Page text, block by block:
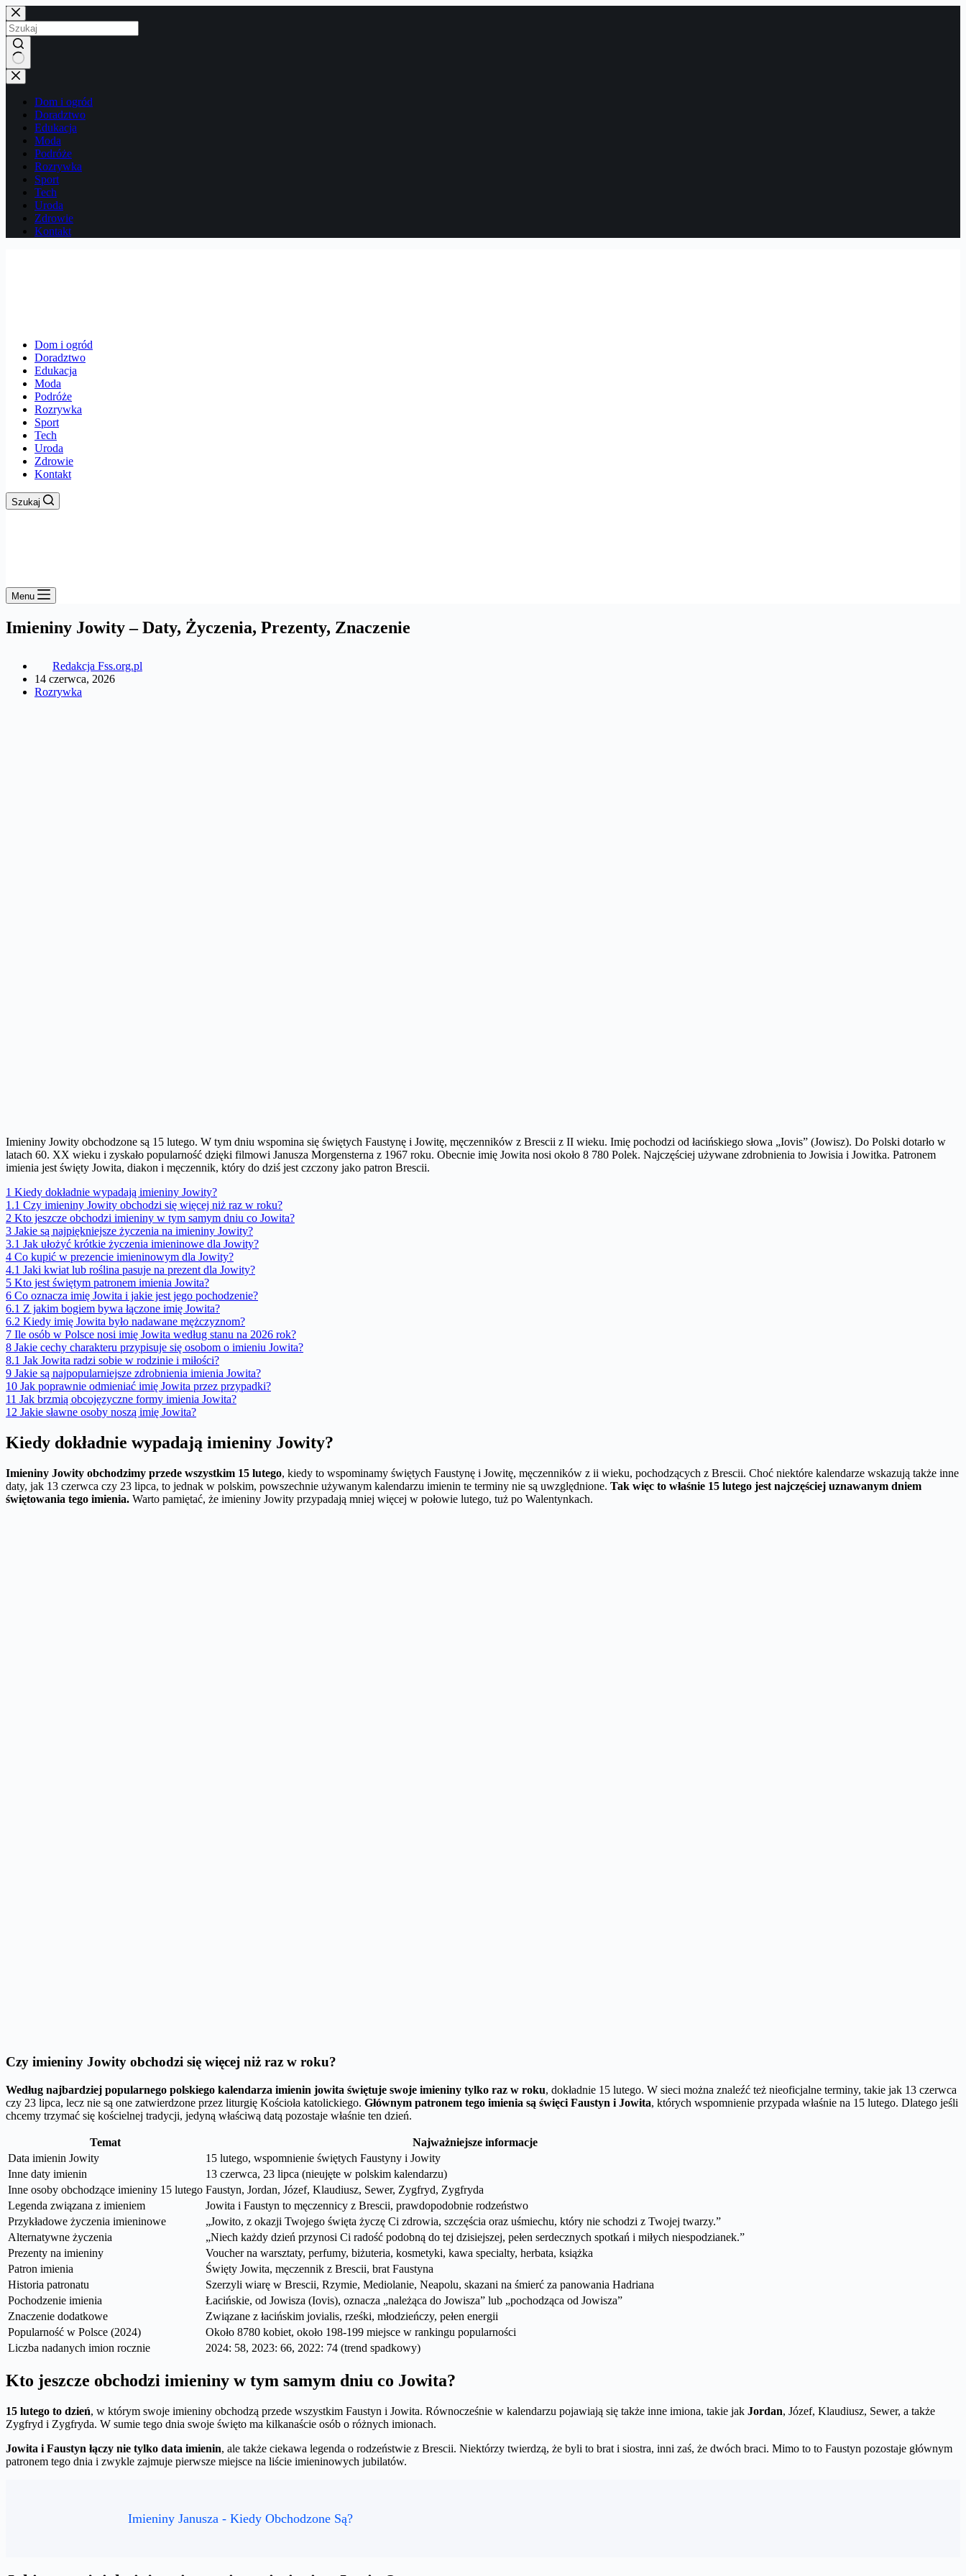
Przejdź
do
treści
Brak
wyników
Dom i ogród
Doradztwo
Edukacja
Moda
Podróże
Rozrywka
Sport
Tech
Uroda
Zdrowie
Kontakt
Dom i ogród
Doradztwo
Edukacja
Moda
Podróże
Rozrywka
Sport
Tech
Uroda
Zdrowie
Kontakt
Szukaj
Menu
Imieniny Jowity – Daty, Życzenia, Prezenty, Znaczenie
Redakcja Fss.org.pl
14 czerwca, 2026
Rozrywka
Imieniny Jowity obchodzone są 15 lutego. W tym dniu wspomina się świętych Faustynę i Jowitę, męczenników z Brescii z II wieku. Imię pochodzi od łacińskiego słowa „Iovis” (Jowisz). Do Polski dotarło w
latach 60. XX wieku i zyskało popularność dzięki filmowi Janusza Morgensterna z 1967 roku. Obecnie imię Jowita nosi około 8 780 Polek. Najczęściej używane zdrobnienia to Jowisia i Jowitka. Patronem
imienia jest święty Jowita, diakon i męczennik, który do dziś jest czczony jako patron Brescii.
1 Kiedy dokładnie wypadają imieniny Jowity?
1.1 Czy imieniny Jowity obchodzi się więcej niż raz w roku?
2 Kto jeszcze obchodzi imieniny w tym samym dniu co Jowita?
3 Jakie są najpiękniejsze życzenia na imieniny Jowity?
3.1 Jak ułożyć krótkie życzenia imieninowe dla Jowity?
4 Co kupić w prezencie imieninowym dla Jowity?
4.1 Jaki kwiat lub roślina pasuje na prezent dla Jowity?
5 Kto jest świętym patronem imienia Jowita?
6 Co oznacza imię Jowita i jakie jest jego pochodzenie?
6.1 Z jakim bogiem bywa łączone imię Jowita?
6.2 Kiedy imię Jowita było nadawane mężczyznom?
7 Ile osób w Polsce nosi imię Jowita według stanu na 2026 rok?
8 Jakie cechy charakteru przypisuje się osobom o imieniu Jowita?
8.1 Jak Jowita radzi sobie w rodzinie i miłości?
9 Jakie są najpopularniejsze zdrobnienia imienia Jowita?
10 Jak poprawnie odmieniać imię Jowita przez przypadki?
11 Jak brzmią obcojęzyczne formy imienia Jowita?
12 Jakie sławne osoby noszą imię Jowita?
Kiedy dokładnie wypadają imieniny Jowity?
Imieniny Jowity obchodzimy przede wszystkim 15 lutego, kiedy to wspominamy świętych Faustynę i Jowitę, męczenników z ii wieku, pochodzących z Brescii. Choć niektóre kalendarze wskazują także inne
daty, jak 13 czerwca czy 23 lipca, to jednak w polskim, powszechnie używanym kalendarzu imienin te terminy nie są uwzględnione. Tak więc to właśnie 15 lutego jest najczęściej uznawanym dniem
świętowania tego imienia. Warto pamiętać, że imieniny Jowity przypadają mniej więcej w połowie lutego, tuż po Walentynkach.
Czy imieniny Jowity obchodzi się więcej niż raz w roku?
Według najbardziej popularnego polskiego kalendarza imienin jowita świętuje swoje imieniny tylko raz w roku, dokładnie 15 lutego. W sieci można znaleźć też nieoficjalne terminy, takie jak 13 czerwca
czy 23 lipca, lecz nie są one zatwierdzone przez liturgię Kościoła katolickiego. Głównym patronem tego imienia są święci Faustyn i Jowita, których wspomnienie przypada właśnie na 15 lutego. Dlatego jeśli
chcemy trzymać się kościelnej tradycji, jedyną właściwą datą pozostaje właśnie ten dzień.
Temat
Najważniejsze informacje
Data imienin Jowity
15 lutego, wspomnienie świętych Faustyny i Jowity
Inne daty imienin
13 czerwca, 23 lipca (nieujęte w polskim kalendarzu)
Inne osoby obchodzące imieniny 15 lutego Faustyn, Jordan, Józef, Klaudiusz, Sewer, Zygfryd, Zygfryda
Legenda związana z imieniem
Jowita i Faustyn to męczennicy z Brescii, prawdopodobnie rodzeństwo
Przykładowe życzenia imieninowe
„Jowito, z okazji Twojego święta życzę Ci zdrowia, szczęścia oraz uśmiechu, który nie schodzi z Twojej twarzy.”
Alternatywne życzenia
„Niech każdy dzień przynosi Ci radość podobną do tej dzisiejszej, pełen serdecznych spotkań i miłych niespodzianek.”
Prezenty na imieniny
Voucher na warsztaty, perfumy, biżuteria, kosmetyki, kawa specialty, herbata, książka
Patron imienia
Święty Jowita, męczennik z Brescii, brat Faustyna
Historia patronatu
Szerzyli wiarę w Brescii, Rzymie, Mediolanie, Neapolu, skazani na śmierć za panowania Hadriana
Pochodzenie imienia
Łacińskie, od Jowisza (Iovis), oznacza „należąca do Jowisza” lub „pochodząca od Jowisza”
Znaczenie dodatkowe
Związane z łacińskim jovialis, rześki, młodzieńczy, pełen energii
Popularność w Polsce (2024)
Około 8780 kobiet, około 198-199 miejsce w rankingu popularności
Liczba nadanych imion rocznie
2024: 58, 2023: 66, 2022: 74 (trend spadkowy)
Kto jeszcze obchodzi imieniny w tym samym dniu co Jowita?
15 lutego to dzień, w którym swoje imieniny obchodzą przede wszystkim Faustyn i Jowita. Równocześnie w kalendarzu pojawiają się także inne imiona, takie jak Jordan, Józef, Klaudiusz, Sewer, a także
Zygfryd i Zygfryda. W sumie tego dnia swoje święto ma kilkanaście osób o różnych imionach.
Jowita i Faustyn łączy nie tylko data imienin, ale także ciekawa legenda o rodzeństwie z Brescii. Niektórzy twierdzą, że byli to brat i siostra, inni zaś, że dwóch braci. Mimo to to Faustyn pozostaje głównym
patronem tego dnia i zwykle zajmuje pierwsze miejsce na liście imieninowych jubilatów.
Imieniny Janusza - Kiedy Obchodzone Są?